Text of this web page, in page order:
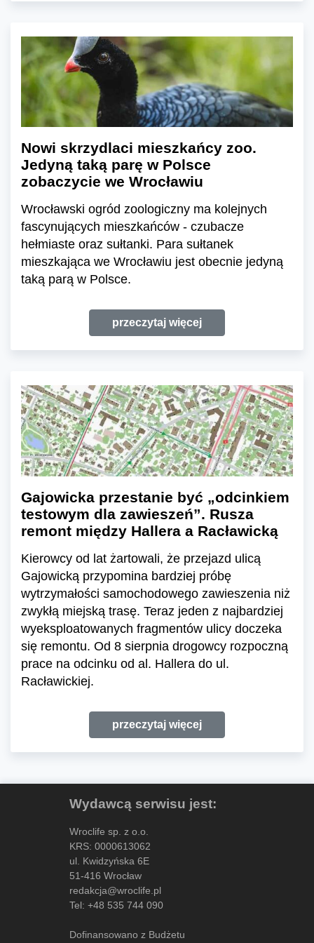
Nowi skrzydlaci mieszkańcy zoo.
Jedyną taką parę w Polsce
zobaczycie we Wrocławiu
Wrocławski ogród zoologiczny ma kolejnych
fascynujących mieszkańców - czubacze
hełmiaste oraz sułtanki. Para sułtanek
mieszkająca we Wrocławiu jest obecnie jedyną
taką parą w Polsce.
przeczytaj więcej
Gajowicka przestanie być „odcinkiem
testowym dla zawieszeń”. Rusza
remont między Hallera a Racławicką
Kierowcy od lat żartowali, że przejazd ulicą
Gajowicką przypomina bardziej próbę
wytrzymałości samochodowego zawieszenia niż
zwykłą miejską trasę. Teraz jeden z najbardziej
wyeksploatowanych fragmentów ulicy doczeka
się remontu. Od 8 sierpnia drogowcy rozpoczną
prace na odcinku od al. Hallera do ul.
Racławickiej.
przeczytaj więcej
Wydawcą serwisu jest:
Wroclife sp. z o.o.
KRS: 0000613062
ul. Kwidzyńska 6E
51-416 Wrocław
redakcja@wroclife.pl
Tel: +48 535 744 090
Dofinansowano z Budżetu